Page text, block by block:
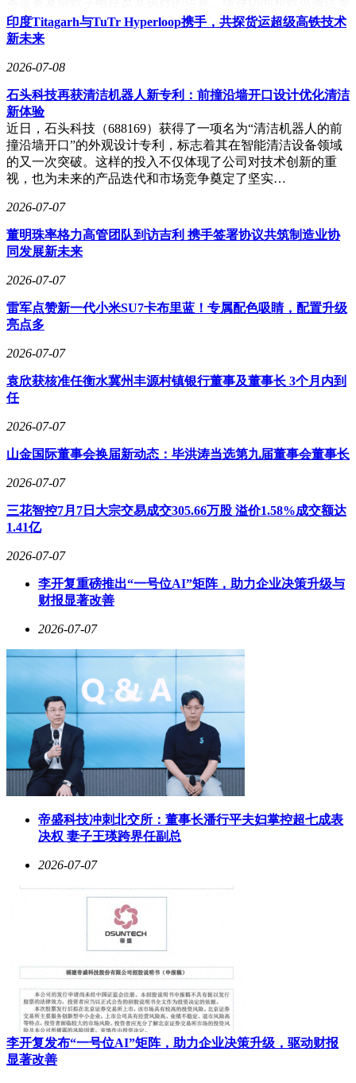
工作，现在可以借助器件自身的物理规律来完成。
不仅如此，团队还将神经网络权重映射到相变存储器的多级电
导态上，在同一个阵列内同步完成矩阵乘加运算。两大核心计
采用40纳米工艺的芯片实现了2.12毫秒的单次迭代时延，首次
将神经动力学硬件带入毫秒时代。
在性能表现方面，该芯片令人瞩目。在同等运算条件下，与当
前最先进的专用加速器相比，其速度提升了3.82至36.27倍，同
时功耗大幅降低。在脑皮层表面高保真重建任务中，该芯片较
扑一致，能够精准刻画复杂的褶皱结构，有效抑制了传统方法
中存在的伪影和自相交缺陷。
“可控存内计算”这一概念，若与传统计算机进行类比，传统计
算机就像一间办公室，处理器是坐在中央的“计算员”，存储器
案柜”取数据，计算完成后再放回去，大量时间浪费在数据搬
运的路上，这就是著名的“冯·诺依曼瓶颈”。而“存内计算”的
单元内部完成计算。但要实现这一目标困难重重，存储单元原
本的功能是“记”，要让它同时“算”，还要算得准、算得稳，已
是巨大挑战。更大的难题在于“可控”，计算过程中很多任务需
要动态调整、灵活判断，如何让物理器件具备这种“临场应
变”能力，是存内计算走向实际应用的关键。
研究团队的突破口来自一个看似违背常规的思路：利用器件电
变化规律，这种漂移就可以被转化为计算能力，不再依赖数字
电路反复读写比较，而是让物理过程本身完成运算。这就
是“可控存内计算”的核心思想：让存储单元在“记”的同时，按
照设计者设定的方式、在可约束的范围内完成“算”，实现存储
即计算，且整个过程精准可控。基于这一范式研制的芯片，能
印度Titagarh与TuTr Hyperloop携手，共探货运超级高铁技术
新未来
2026-07-08
石头科技再获清洁机器人新专利：前撞沿墙开口设计优化清洁
新体验
近日，石头科技（688169）获得了一项名为“清洁机器人的前
撞沿墙开口”的外观设计专利，标志着其在智能清洁设备领域
的又一次突破。这样的投入不仅体现了公司对技术创新的重
视，也为未来的产品迭代和市场竞争奠定了坚实…
2026-07-07
董明珠率格力高管团队到访吉利 携手签署协议共筑制造业协
同发展新未来
2026-07-07
雷军点赞新一代小米SU7卡布里蓝！专属配色吸睛，配置升级
亮点多
2026-07-07
袁欣获核准任衡水冀州丰源村镇银行董事及董事长 3个月内到
任
2026-07-07
山金国际董事会换届新动态：毕洪涛当选第九届董事会董事长
2026-07-07
三花智控7月7日大宗交易成交305.66万股 溢价1.58%成交额达
1.41亿
2026-07-07
李开复重磅推出“一号位AI”矩阵，助力企业决策升级与
财报显著改善
2026-07-07
帝盛科技冲刺北交所：董事长潘行平夫妇掌控超七成表
决权 妻子王瑛跨界任副总
2026-07-07
李开复发布“一号位AI”矩阵，助力企业决策升级，驱动财报
显著改善